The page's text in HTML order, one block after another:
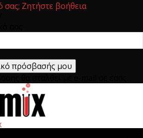
σας; Ζητήστε βοήθεια